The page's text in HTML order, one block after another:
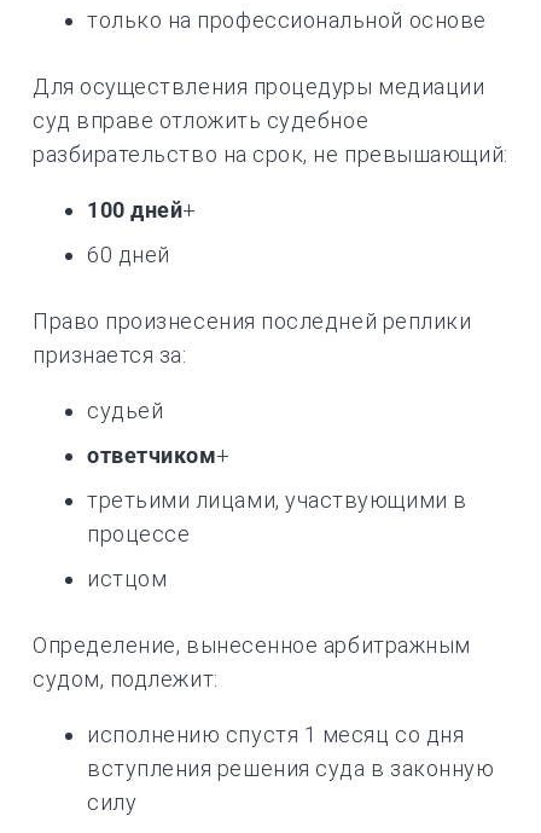
только на профессиональной основе
Для осуществления процедуры медиации
суд вправе отложить судебное
разбирательство на срок, не превышающий:
100 дней+
60 дней
Право произнесения последней реплики
признается за:
судьей
ответчиком+
третьими лицами, участвующими в
процессе
истцом
Определение, вынесенное арбитражным
судом, подлежит:
исполнению спустя 1 месяц со дня
вступления решения суда в законную
силу